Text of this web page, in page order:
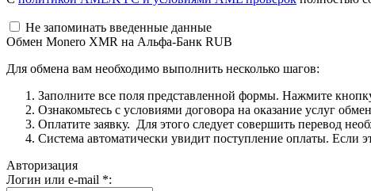
Не запоминать введенные данные
Обмен Monero XMR на Альфа-Банк RUB
Для обмена вам необходимо выполнить несколько шагов:
Заполните все поля представленной формы. Нажмите
Ознакомьтесь с условиями договора на оказание услуг
Оплатите заявку. Для этого следует совершить перевод
Система автоматически увидит поступление оплаты. Если
Авторизация
Логин или e-mail *: